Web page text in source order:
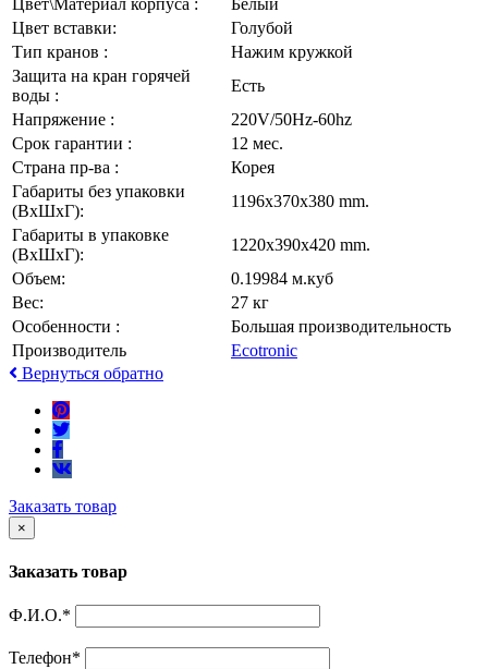
Цвет вставки:
Голубой
Тип кранов :
Нажим кружкой
Защита на кран горячей
воды :
Есть
Напряжение :
220V/50Hz-60hz
Срок гарантии :
12 мес.
Страна пр-ва :
Корея
Габариты без упаковки
(ВxШxГ):
1196x370x380 mm.
Габариты в упаковке
(ВxШxГ):
1220x390x420 mm.
Объем:
0.19984 м.куб
Вес:
27 кг
Особенности :
Большая производительность
Производитель
Ecotronic
Вернуться обратно
Заказать товар
×
Заказать товар
Ф.И.О.*
Телефон*